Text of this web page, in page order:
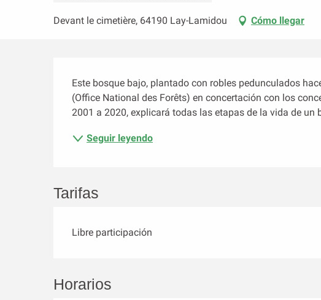
Devant le cimetière, 64190 Lay-Lamidou Cómo llegar
Este bosque bajo, plantado con robles pedunculados
(Office National des Forêts) en concertación con los
2001 a 2020, explicará todas las etapas de la vida de
Seguir leyendo
Tarifas
Libre participación
Horarios